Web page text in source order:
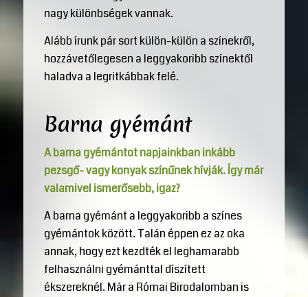
nagy különbségek vannak.
Alább írunk pár sort külön-külön a színekről,
hozzávetőlegesen a leggyakoribb színektől
haladva a legritkábbak felé.
Barna gyémánt
A barna gyémántot napjainkban inkább
pezsgő- vagy konyak színűnek hívják. Így már
valamivel ismerősebb, igaz?
A barna gyémánt a leggyakoribb a színes
gyémántok között. Talán éppen ez az oka
annak, hogy ezt kezdték el leghamarabb
felhasználni gyémánttal díszített
ékszereknél. Már a Római Birodalomban is